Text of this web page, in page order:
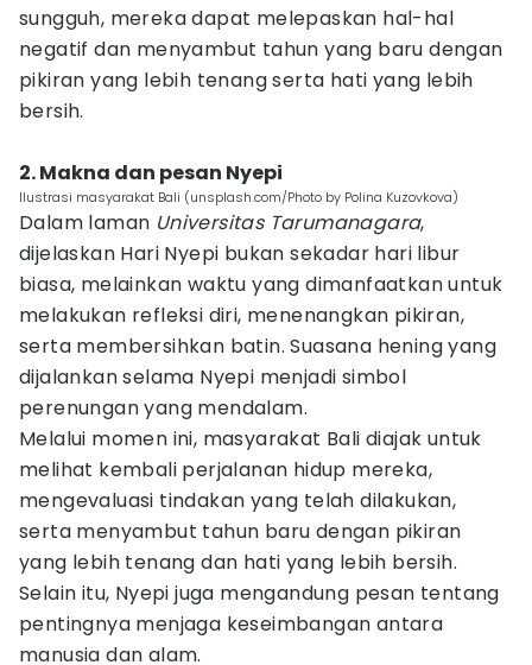
sungguh, mereka dapat melepaskan hal-hal
negatif dan menyambut tahun yang baru dengan
pikiran yang lebih tenang serta hati yang lebih
bersih.
2. Makna dan pesan Nyepi
Ilustrasi masyarakat Bali (unsplash.com/Photo by Polina Kuzovkova)
Dalam laman Universitas Tarumanagara,
dijelaskan Hari Nyepi bukan sekadar hari libur
biasa, melainkan waktu yang dimanfaatkan untuk
melakukan refleksi diri, menenangkan pikiran,
serta membersihkan batin. Suasana hening yang
dijalankan selama Nyepi menjadi simbol
perenungan yang mendalam.
Melalui momen ini, masyarakat Bali diajak untuk
melihat kembali perjalanan hidup mereka,
mengevaluasi tindakan yang telah dilakukan,
serta menyambut tahun baru dengan pikiran
yang lebih tenang dan hati yang lebih bersih.
Selain itu, Nyepi juga mengandung pesan tentang
pentingnya menjaga keseimbangan antara
manusia dan alam.